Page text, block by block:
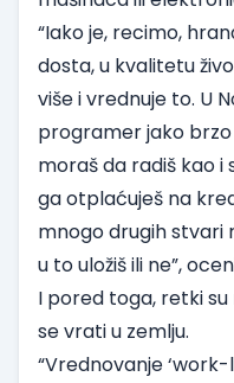
“Iako je, recimo,
dosta, u kvalitetu
više i vrednuje to. U
programer jako
moraš da radiš kao i
ga otplaćuješ na
mnogo drugih stvari
u to uložiš ili ne”,
I pored toga, retki
se vrati u zemlju.
“Vrednovanje